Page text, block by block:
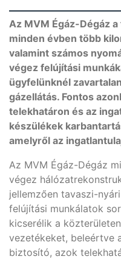
Az MVM Égáz-Dégáz
minden évben több
valamint számos
végez felújítási
ügyfelünknél
gázellátás. Fontos
telekhatáron és az
készülékek
amelyről az
Az MVM Égáz-Dégáz
végez
jellemzően tavaszi-
felújítási munkálatok
kicserélik a
vezetékeket, beleértve
biztosító, azok